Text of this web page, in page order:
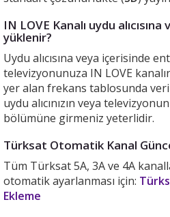
IN LOVE Kanalı uydu
yüklenir?
Uydu alıcısına veya içerisinde
televizyonunuza IN LOVE
yer alan frekans tablosunda
uydu alıcınızın veya
bölümüne girmeniz yeterlidir.
Türksat Otomatik Kanal
Tüm Türksat 5A, 3A ve 4A
otomatik ayarlanması için:
Ekleme